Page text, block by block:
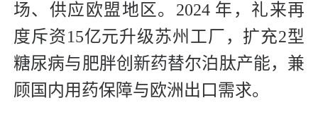
场、供应欧盟地区。2024 年，礼来再
度斥资15亿元升级苏州工厂，扩充2型
糖尿病与肥胖创新药替尔泊肽产能，兼
顾国内用药保障与欧洲出口需求。